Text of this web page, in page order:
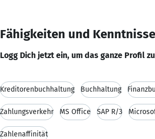
Fähigkeiten und Kenntnisse
Logg Dich jetzt ein, um das ganze Profil
Kreditorenbuchhaltung Buchhaltung
Zahlungsverkehr MS Office SAP R/3
Zahlenaffinität